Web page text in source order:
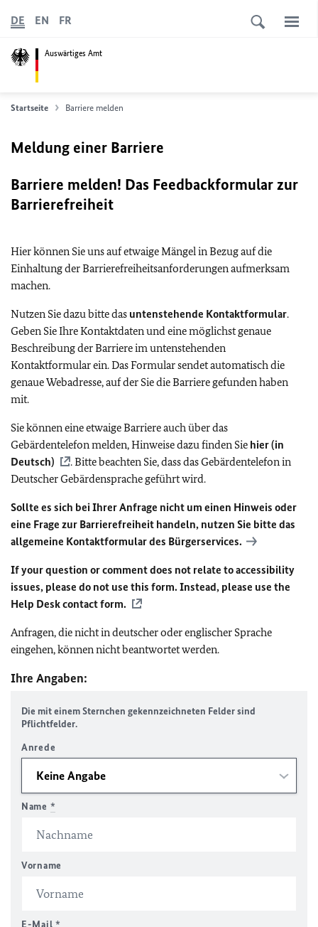
Auswärtiges Amt
DE EN FR
Startseite Barriere melden
Meldung einer Barriere
Barriere melden! Das Feedbackformular zur
Barrierefreiheit
Hier können Sie uns auf etwaige Mängel in Bezug auf die
Einhaltung der Barrierefreiheitsanforderungen aufmerksam
machen.
Nutzen Sie dazu bitte das untenstehende Kontaktformular.
Geben Sie Ihre Kontaktdaten und eine möglichst genaue
Beschreibung der Barriere im untenstehenden
Kontaktformular ein. Das Formular sendet automatisch die
genaue Webadresse, auf der Sie die Barriere gefunden haben
mit.
Sie können eine etwaige Barriere auch über das
Gebärdentelefon melden, Hinweise dazu finden Sie hier (in
Deutsch)
. Bitte beachten Sie, dass das Gebärdentelefon in
Deutscher Gebärdensprache geführt wird.
Sollte es sich bei Ihrer Anfrage nicht um einen Hinweis oder
eine Frage zur Barrierefreiheit handeln, nutzen Sie bitte das
allgemeine Kontaktformular des Bürgerservices.
If your question or comment does not relate to accessibility
issues, please do not use this form. Instead, please use the
Help Desk contact form.
Anfragen, die nicht in deutscher oder englischer Sprache
eingehen, können nicht beantwortet werden.
Ihre Angaben:
Die mit einem Sternchen gekennzeichneten Felder sind
Pflichtfelder.
Anrede
Name *
Vorname
E-Mail *